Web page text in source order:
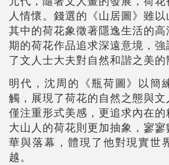
人情懷。錢選的《山居圖》雖
其中的荷花象徵著隱逸生活的
期的荷花作品追求深遠意境，
了文人士大夫對自然和諧之美的
明代，沈周的《瓶荷圖》以簡
觸，展現了荷花的自然之態與
僅注重形式美感，更追求內在
大山人的荷花則更加抽象，寥
華與落幕，體現了他對現實世
越。